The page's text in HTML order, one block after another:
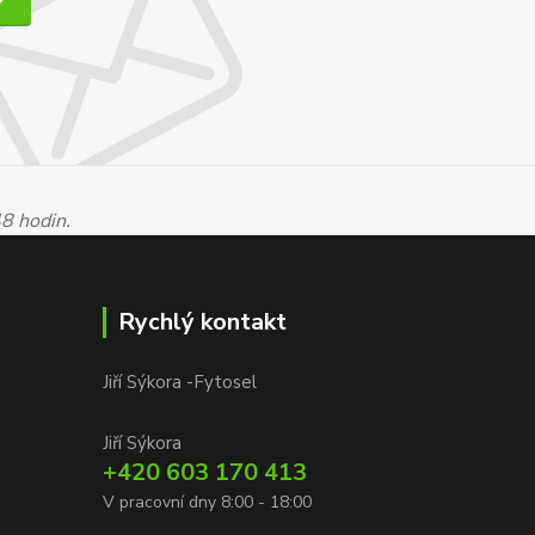
hodin.
Rychlý kontakt
Jiří Sýkora -Fytosel
Jiří Sýkora
+420 603 170 413
V pracovní dny 8:00 - 18:00